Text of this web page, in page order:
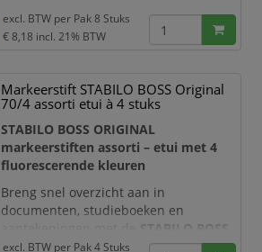
eenvoudig belangrijke informatie en
brengt u structuur aan in uw
Elke markeerstift is uitgerust met een
geschuinde schrijfpunt, waarmee u
zoweldunne als brede lijnen
trekken met een
excl. BTW per Pak 8 Stuks
€ 8,18 incl. 21% BTW
Markeerstift STABILO BOSS Original
70/4 assorti etui à 4 stuks
STABILO BOSS ORIGINAL
markeerstiften assorti – etui met 4
fluorescerende kleuren
Breng snel overzicht aan in
documenten, studieboeken en
STABILO BOSS
ORIGINAL markeerstiften. Dit handige
excl. BTW per Pak 4 Stuks